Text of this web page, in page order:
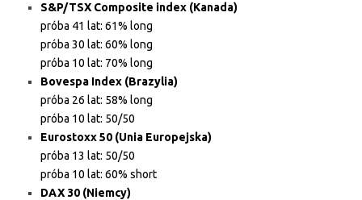
S&P/TSX Composite index (Kanada)
próba 41 lat: 61% long
próba 30 lat: 60% long
próba 10 lat: 70% long
Bovespa Index (Brazylia)
próba 26 lat: 58% long
próba 10 lat: 50/50
Eurostoxx 50 (Unia Europejska)
próba 13 lat: 50/50
próba 10 lat: 60% short
DAX 30 (Niemcy)